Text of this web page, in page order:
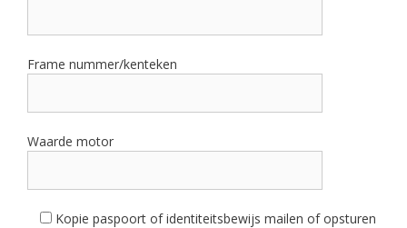
Frame nummer/kenteken
Waarde motor
Kopie paspoort of identiteitsbewijs mailen of opsturen